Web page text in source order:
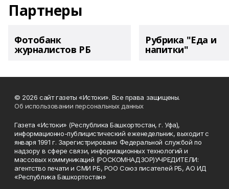
Партнеры
Фотобанк
журналистов РБ
Рубрика "Еда и
напитки"
© 2026 сайт газеты «Истоки». Все права защищены.
Об использовании персональных данных
Газета «Истоки» (Республика Башкортостан, г. Уфа),
информационно-публицистический еженедельник, выходит с
января 1991 г. Зарегистрировано Федеральной службой по
надзору в сфере связи, информационных технологий и
массовых коммуникаций (РОСКОМНАДЗОР)УЧРЕДИТЕЛИ:
агентство печати и СМИ РБ, РОО Союз писателей РБ, АО ИД
«Республика Башкортостан»